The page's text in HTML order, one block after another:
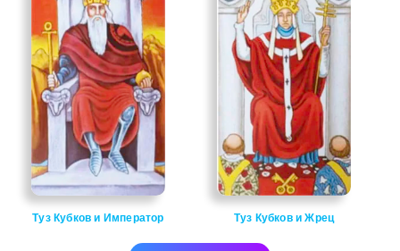
Туз Кубков и Император Туз Кубков и Жрец